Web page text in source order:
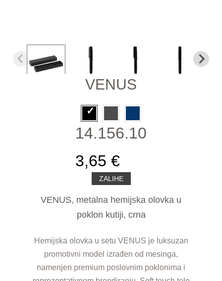
VENUS
14.156.10
3,65 €
ZALIHE
VENUS, metalna hemijska olovka u
poklon kutiji, crna
Hemijska olovka u setu VENUS je luksuzan
promotivni model izrađen od mesinga,
namenjen premium poslovnim poklonima i